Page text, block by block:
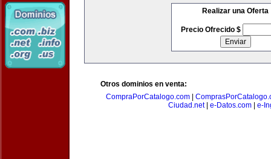
Realizar una Oferta
Precio Ofrecido $
Otros dominios en venta:
CompraPorCatalogo.com|
Ciudad.net| e-Datos.com| e-